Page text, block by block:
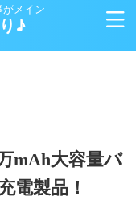
メイン
♪
mAh大容量バ
電製品！